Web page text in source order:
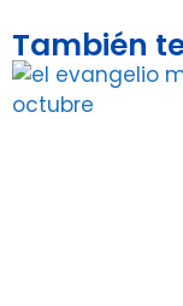
También